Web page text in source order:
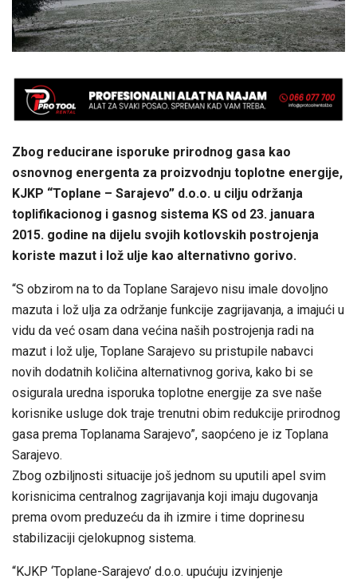
Zbog reducirane isporuke prirodnog gasa kao
osnovnog energenta za proizvodnju toplotne energije,
KJKP “Toplane – Sarajevo” d.o.o. u cilju održanja
toplifikacionog i gasnog sistema KS od 23. januara
2015. godine na dijelu svojih kotlovskih postrojenja
koriste mazut i lož ulje kao alternativno gorivo.
“S obzirom na to da Toplane Sarajevo nisu imale dovoljno
mazuta i lož ulja za održanje funkcije zagrijavanja, a imajući u
vidu da već osam dana većina naših postrojenja radi na
mazut i lož ulje, Toplane Sarajevo su pristupile nabavci
novih dodatnih količina alternativnog goriva, kako bi se
osigurala uredna isporuka toplotne energije za sve naše
korisnike usluge dok traje trenutni obim redukcije prirodnog
gasa prema Toplanama Sarajevo”, saopćeno je iz Toplana
Sarajevo.
Zbog ozbiljnosti situacije još jednom su uputili apel svim
korisnicima centralnog zagrijavanja koji imaju dugovanja
prema ovom preduzeću da ih izmire i time doprinesu
stabilizaciji cjelokupnog sistema.
“KJKP ‘Toplane-Sarajevo’ d.o.o. upućuju izvinjenje